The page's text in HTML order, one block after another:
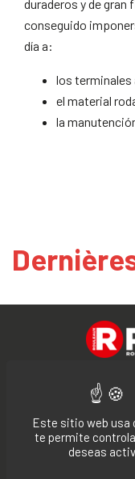
duraderos y de gran
conseguido
día a:
los terminales
el material
la
Rue
Este sitio web usa
te permite
deseas